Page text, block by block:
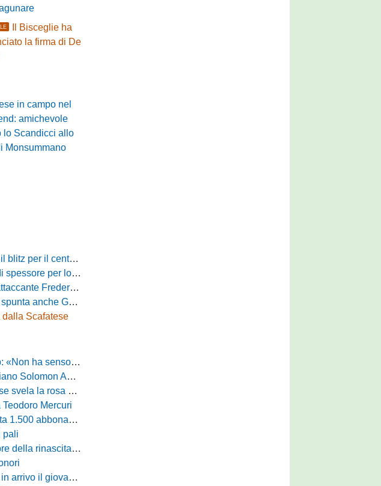
Il Bisceglie ha
la firma di De
in campo nel
amichevole
lo Scandicci allo
Monsummano
del Cosenza
di Vinicio Espinal
Samuel Ndongue
Gerardo Di Gilio
Scafatese
e fare le barricate»
Andrews Manu
la nuova annata
Mercuri
abbonamenti
pali
l'ambiente Messina
talento dello Spezia